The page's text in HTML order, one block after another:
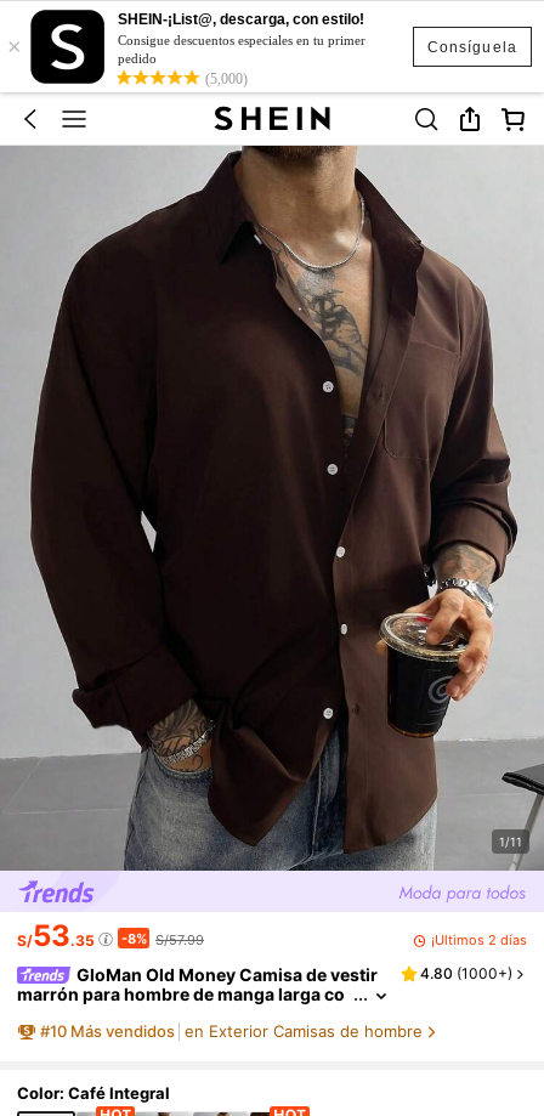
Consíguela
×
SHEIN-¡List@, descarga, con estilo!
Consigue descuentos especiales en tu primer
pedido
(5,000)
1/11
S/53.35 -8% S/57.99 ¡Últimos 2 días
GloMan Old Money Camisa de vestir
marrón para hombre de manga larga co
bajo de oficina, fiesta formal, padre/esposo
4.80 (1000+)
#10 Más vendidos en Exterior Camisas de hombre
Color: Café Integral